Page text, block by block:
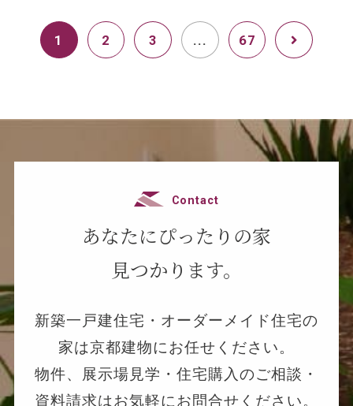
1 2 3 ... 67
Contact
あなたにぴったりの家
見つかります。
新築一戸建住宅・オーダーメイド住宅の
家は京都建物にお任せください。
物件、展示場見学・住宅購入のご相談・
資料請求はお気軽にお問合せください。